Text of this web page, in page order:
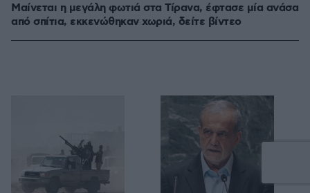
Μαίνεται η μεγάλη φωτιά στα Τίρανα, έφτασε μία ανάσα
από σπίτια, εκκενώθηκαν χωριά, δείτε βίντεο